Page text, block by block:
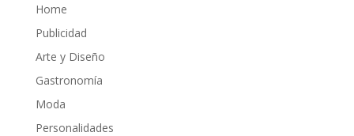
Home
Publicidad
Arte y Diseño
Gastronomía
Moda
Personalidades